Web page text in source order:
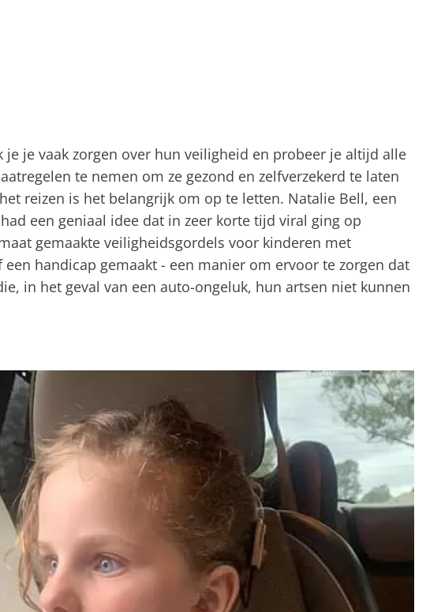
je je vaak zorgen over hun veiligheid en probeer je altijd alle
te nemen om ze gezond en zelfverzekerd te laten
reizen is het belangrijk om op te letten. Natalie Bell, een
een geniaal idee dat in zeer korte tijd viral ging op
gemaakte veiligheidsgordels voor kinderen met
handicap gemaakt - een manier om ervoor te zorgen dat
in het geval van een auto-ongeluk, hun artsen niet kunnen